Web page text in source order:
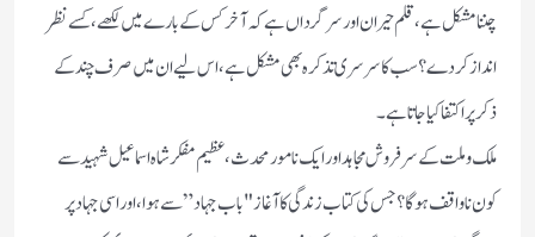
چننا مشکل ہے،قلم حیران اور سرگرداں ہے کہ آخر کس کے بارے میں لکھے،کسے نظر
انداز کر دے؟ سب کا سرسری تذکرہ بھی مشکل ہے، اس لیے ان میں صرف چند کے
ذکر پر اکتفا کیا جاتا ہے۔
ملک و ملت کے سرفروش مجاہد اور ایک نامور محدث ،عظیم مفکر شاہ اسماعیل شہید سے
کون ناواقف ہوگا؟جس کی کتاب زندگی کا آغاز "باب جہاد ” سے ہوا، اور اسی جہاد پر